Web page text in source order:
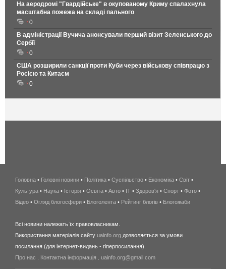
На аеродромі "Гвардійське" в окупованому Криму спалахнула
масштабна пожежа на складі пального
0
В адміністрації Вучича анонсували перший візит Зеленського до
Сербії
0
США розширили санкції проти Куби через військову співпрацю з
Росією та Китаєм
0
беспроводной
интернет
киев
wimax
в
Головна • Головні новини • Політика • Суспільство • Економіка • Світ •
Культура • Наука • Історія • Освіта • Авто • IT • Здоров'я • Спорт • Фото •
Відео • Огляд блогосфери • Блоголента • Рейтинг блогів • Блогожаби
Всі новини належать їх правовласникам.
Використання матеріалів сайту uainfo.org дозволяється за умови
посилання (для інтернет-видань - гіперпосилання).
Про нас
Контактна інформація uainfo.org@gmail.com